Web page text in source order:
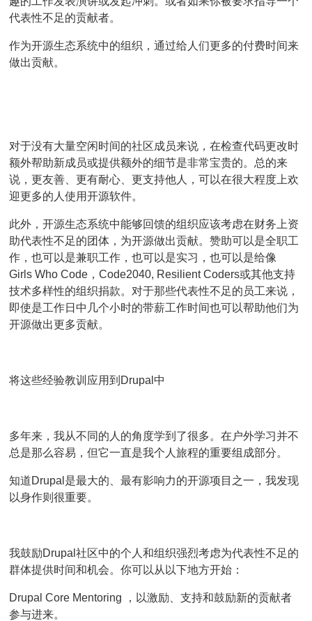
代表性不足的贡献者。
作为开源生态系统中的组织 ，通过给人们更多的付费时间来
做出贡献。
对于没有大量空闲时间的社区成员来说，在检查代码更改时
额外帮助新成员或提供额外的细节是非常宝贵的。总的来
说，更友善、更有耐心、更支持他人，可以在很大程度上欢
迎更多的人使用开源软件。
此外，开源生态系统中能够回馈的组织应该考虑在财务上资
助代表性不足的团体，为开源做出贡献。赞助可以是全职工
作，也可以是兼职工作，也可以是实习，也可以是给像
Girls Who Code，Code2040, Resilient Coders或其他支持
技术多样性的组织捐款。对于那些代表性不足的员工来说，
即使是工作日中几个小时的带薪工作时间也可以帮助他们为
开源做出更多贡献。
将这些经验教训应用到Drupal中
多年来，我从不同的人的角度学到了很多。在户外学习并不
总是那么容易，但它一直是我个人旅程的重要组成部分。
知道Drupal是最大的、最有影响力的开源项目之一，我发现
以身作则很重要。
我鼓励Drupal社区中的个人和组织强烈考虑为代表性不足的
群体提供时间和机会。你可以从以下地方开始：
Drupal Core Mentoring ，以激励、支持和鼓励新的贡献者
参与进来。